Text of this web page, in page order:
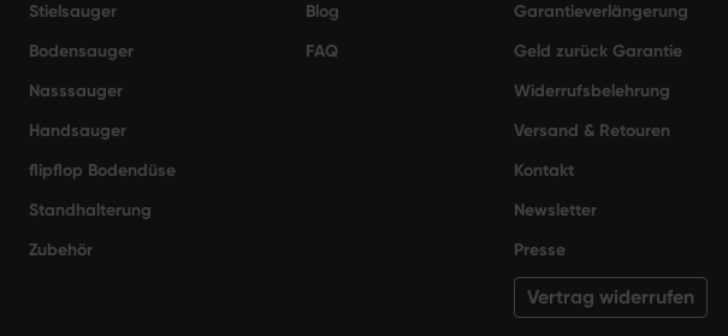
Stielsauger
Bodensauger
Nasssauger
Handsauger
flipflop Bodendüse
Standhalterung
Zubehör
Blog
FAQ
Garantieverlängerung
Geld zurück Garantie
Widerrufsbelehrung
Versand & Retouren
Kontakt
Newsletter
Presse
Vertrag widerrufen